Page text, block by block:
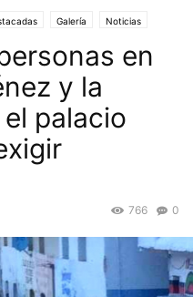
Galería Noticias
en
y la
palacio
0
766